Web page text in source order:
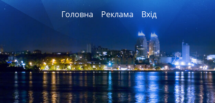
Головна Реклама Вхід